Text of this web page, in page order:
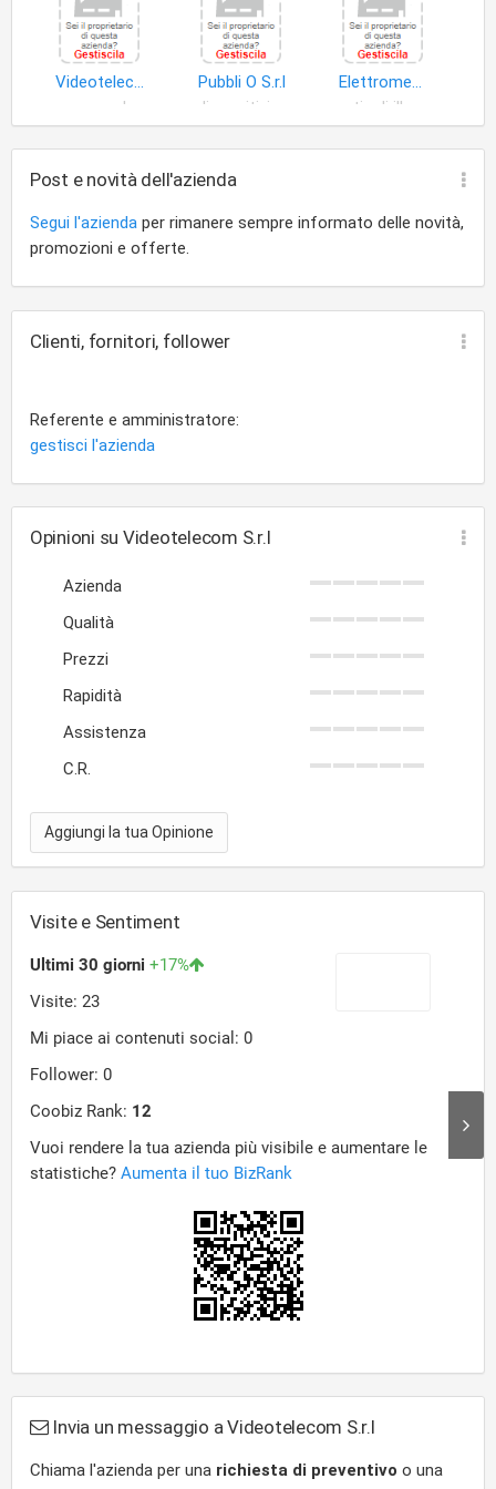
Videotelecom Project S.r.l
Pubbli O S.r.l
Elettromeccanica Silem di Cerruti e C. S.a.s
Post e novità dell'azienda
Segui l'azienda per rimanere sempre informato delle novità,
promozioni e offerte.
Clienti, fornitori, follower
Referente e amministratore:
gestisci l'azienda
Opinioni su Videotelecom S.r.l
Azienda
Qualità
Prezzi
Rapidità
Assistenza
C.R.
Aggiungi la tua Opinione
Visite e Sentiment
Invia un messaggio a Videotelecom S.r.l
Chiama l'azienda per una richiesta di preventivo o una